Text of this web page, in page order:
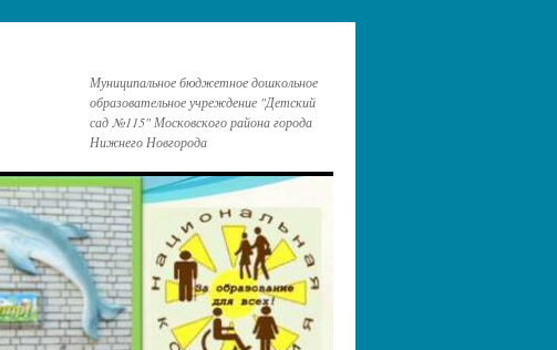
Муниципальное бюджетное дошкольное
образовательное учреждение "Детский
сад №115" Московского района города
Нижнего Новгорода